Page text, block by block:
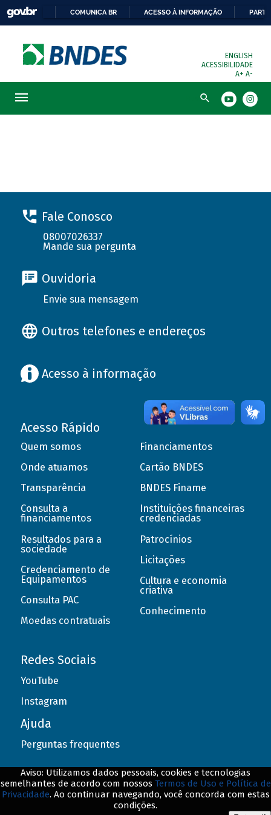
COMUNICA BR ACESSO À INFORMAÇÃO
ENGLISH
ACESSIBILIDADE
A+ A-
Busca
Fale Conosco
08007026337
Mande sua pergunta
Ouvidoria
Envie sua mensagem
Outros telefones e endereços
Acesso à informação
Acesso Rápido
Quem somos
Onde atuamos
Transparência
Consulta a
financiamentos
Resultados para a
sociedade
Credenciamento de
Equipamentos
Consulta PAC
Moedas contratuais
Financiamentos
Cartão BNDES
BNDES Finame
Instituições financeiras
credenciadas
Patrocínios
Licitações
Cultura e economia
criativa
Conhecimento
Redes Sociais
YouTube
Instagram
Ajuda
Perguntas frequentes
© BNDES. Todos os direitos reservados
Aviso: Utilizamos dados pessoais, cookies e tecnologias
semelhantes de acordo com nossos Termos de Uso e Política de
Privacidade. Ao continuar navegando, você concorda com estas
condições.